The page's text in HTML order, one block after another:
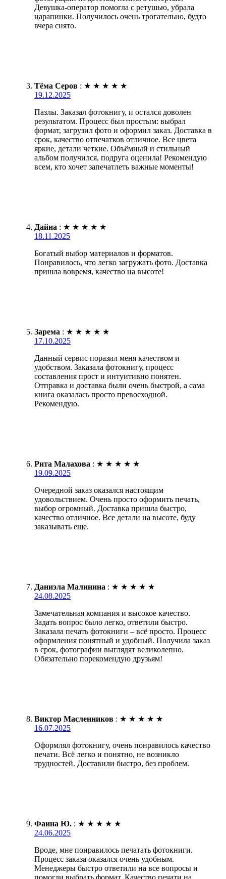
Девушка-оператор помогла с ретушью, убрала
царапинки. Получилось очень трогательно, будто
вчера снято.
Тёма Серов : ★ ★ ★ ★ ★
19.12.2025
Пазлы. Заказал фотокнигу, и остался доволен
результатом. Процесс был простым: выбрал
формат, загрузил фото и оформил заказ. Доставка в
срок, качество отпечатков отличное. Все цвета
яркие, детали четкие. Объёмный и стильный
альбом получился, подруга оценила! Рекомендую
всем, кто хочет запечатлеть важные моменты!
Дайна : ★ ★ ★ ★ ★
18.11.2025
Богатый выбор материалов и форматов.
Понравилось, что легко загружать фото. Доставка
пришла вовремя, качество на высоте!
Зарема : ★ ★ ★ ★ ★
17.10.2025
Данный сервис поразил меня качеством и
удобством. Заказала фотокнигу, процесс
составления прост и интуитивно понятен.
Отправка и доставка были очень быстрой, а сама
книга оказалась просто превосходной.
Рекомендую.
Рита Малахова : ★ ★ ★ ★ ★
19.09.2025
Очередной заказ оказался настоящим
удовольствием. Очень просто оформить печать,
выбор огромный. Доставка пришла быстро,
качество отличное. Все детали на высоте, буду
заказывать еще.
Даниэла Малинина : ★ ★ ★ ★ ★
24.08.2025
Замечательная компания и высокое качество.
Задать вопрос было легко, ответили быстро.
Заказала печать фотокниги – всё просто. Процесс
оформления понятный и удобный. Получила заказ
в срок, фотографии выглядят великолепно.
Обязательно порекомендую друзьям!
Виктор Масленников : ★ ★ ★ ★ ★
16.07.2025
Оформлял фотокнигу, очень понравилось качество
печати. Всё легко и понятно, не возникло
трудностей. Доставили быстро, без проблем.
Фаина Ю. : ★ ★ ★ ★ ★
24.06.2025
Вроде, мне понравилось печатать фотокниги.
Процесс заказа оказался очень удобным.
Менеджеры быстро ответили на все вопросы и
помогли выбрать формат. Качество печати на